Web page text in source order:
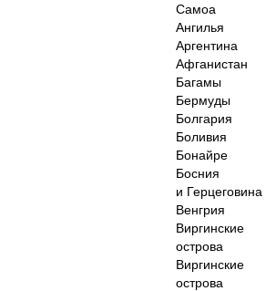
Самоа
Ангилья
Аргентина
Афганистан
Багамы
Бермуды
Болгария
Боливия
Бонайре
Босния
и Герцеговина
Венгрия
Виргинские
острова
Виргинские
острова